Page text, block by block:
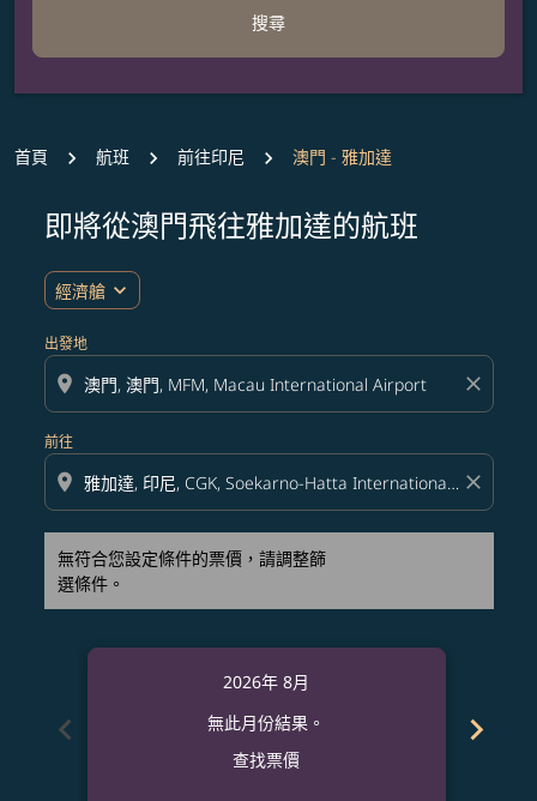
搜尋
首頁 航班 前往印尼 澳門 - 雅加達
即將從澳門飛往雅加達的航班
經濟艙 expand_more
出發地
location_on close
前往
location_on close
無符合您設定條件的票價，請調整篩
選條件。
無符合您設定條件的票價，請調整篩選條件。
chevron_left
2026年 8月
無此月份結果。
查找票價
chevron_right